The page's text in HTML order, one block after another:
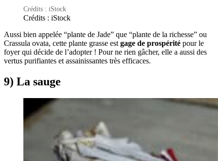
Crédits : iStock
Crédits : iStock
Aussi bien appelée “plante de Jade” que “plante de la richesse” ou
Crassula ovata, cette plante grasse est gage de prospérité pour le
foyer qui décide de l’adopter ! Pour ne rien gâcher, elle a aussi des
vertus purifiantes et assainissantes très efficaces.
9) La sauge